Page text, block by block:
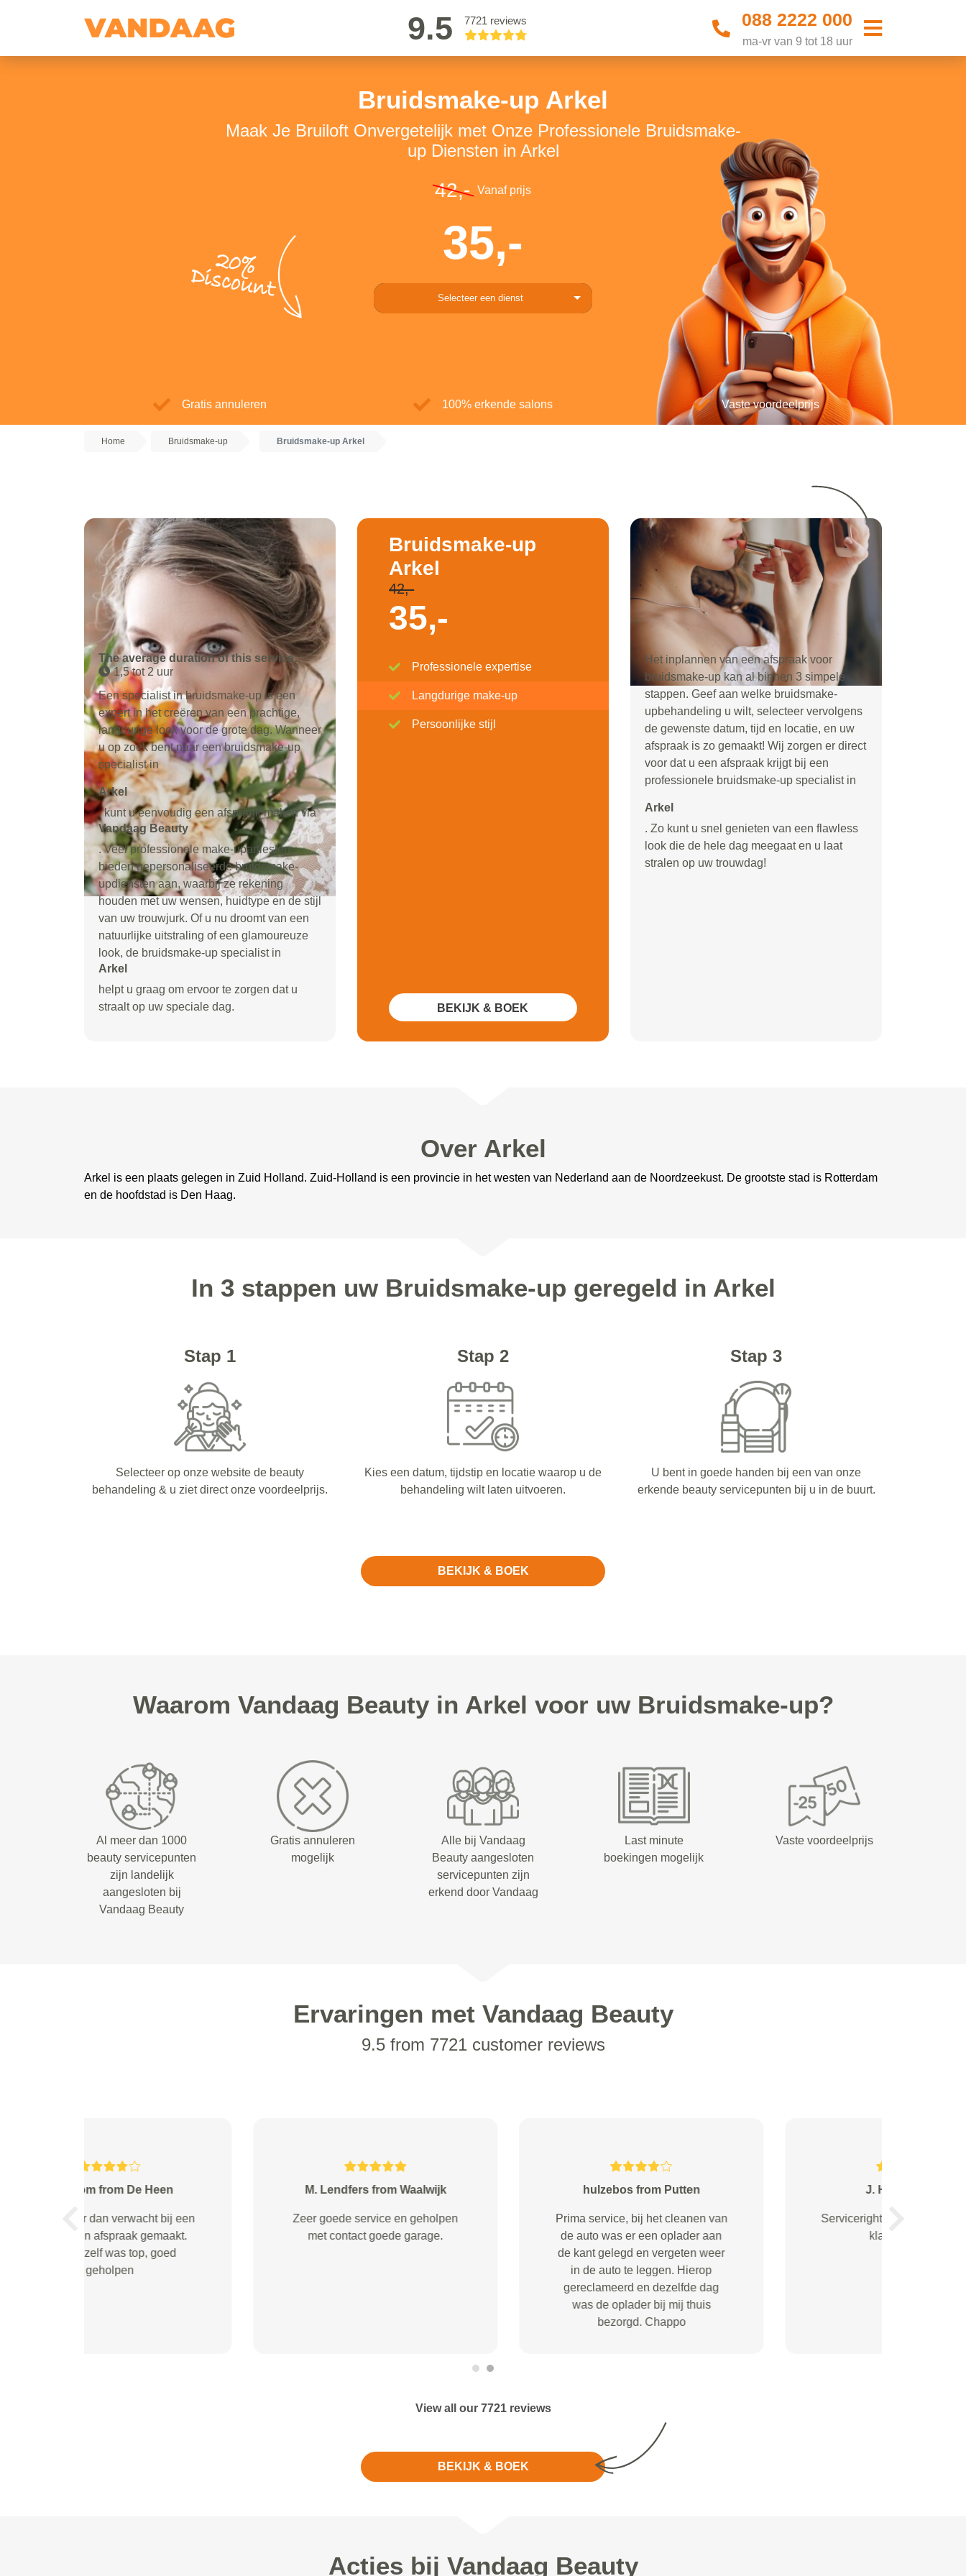
9.5 7721 reviews 088 2222 000
ma-vr van 9 tot 18 uur
Bruidsmake-up Arkel
Maak Je Bruiloft Onvergetelijk met Onze Professionele Bruidsmake-
up Diensten in Arkel
20%
Discount
42,- Vanaf prijs
35,-
Selecteer een dienst
Gratis annuleren 100% erkende salons Vaste voordeelprijs
Home Bruidsmake-up Bruidsmake-up Arkel
The average duration of this service:
1,5 tot 2 uur
Een specialist in bruidsmake-up is een
expert in het creëren van een prachtige,
langdurige look voor de grote dag. Wanneer
u op zoek bent naar een bruidsmake-up
specialist in
Arkel
, kunt u eenvoudig een afspraak maken via
Vandaag Beauty
. Veel professionele make-upartiesten
bieden gepersonaliseerde bruidsmake-
updiensten aan, waarbij ze rekening
houden met uw wensen, huidtype en de stijl
van uw trouwjurk. Of u nu droomt van een
natuurlijke uitstraling of een glamoureuze
look, de bruidsmake-up specialist in
Arkel
helpt u graag om ervoor te zorgen dat u
straalt op uw speciale dag.
Bruidsmake-up
Arkel
42,-
35,-
Professionele expertise
Langdurige make-up
Persoonlijke stijl
BEKIJK & BOEK
Het inplannen van een afspraak voor
bruidsmake-up kan al binnen 3 simpele
stappen. Geef aan welke bruidsmake-
upbehandeling u wilt, selecteer vervolgens
de gewenste datum, tijd en locatie, en uw
afspraak is zo gemaakt! Wij zorgen er direct
voor dat u een afspraak krijgt bij een
professionele bruidsmake-up specialist in
Arkel
. Zo kunt u snel genieten van een flawless
look die de hele dag meegaat en u laat
stralen op uw trouwdag!
Over Arkel
Arkel is een plaats gelegen in Zuid Holland. Zuid-Holland is een provincie in het westen van Nederland aan de Noordzeekust. De grootste stad is Rotterdam
en de hoofdstad is Den Haag.
In 3 stappen uw Bruidsmake-up geregeld in Arkel
Stap 1
Selecteer op onze website de beauty
behandeling & u ziet direct onze voordeelprijs.
Stap 2
Kies een datum, tijdstip en locatie waarop u de
behandeling wilt laten uitvoeren.
Stap 3
U bent in goede handen bij een van onze
erkende beauty servicepunten bij u in de buurt.
BEKIJK & BOEK
Waarom Vandaag Beauty in Arkel voor uw Bruidsmake-up?
Al meer dan 1000
beauty servicepunten
zijn landelijk
aangesloten bij
Vandaag Beauty
Gratis annuleren
mogelijk
Alle bij Vandaag
Beauty aangesloten
servicepunten zijn
erkend door Vandaag
Last minute
boekingen mogelijk
Vaste voordeelprijs
Ervaringen met Vandaag Beauty
9.5 from 7721 customer reviews
hulzebos from Putten
Prima service, bij het cleanen van
de auto was er een oplader aan
de kant gelegd en vergeten weer
J. Huberts from
Serviceright heeft een uitstekende
De Ruiter from Zwolle
Aardige mensen, goed advies,
prima werk afgeleverd.
Previous
View all our 7721 reviews
BEKIJK & BOEK
Acties bij Vandaag Beauty